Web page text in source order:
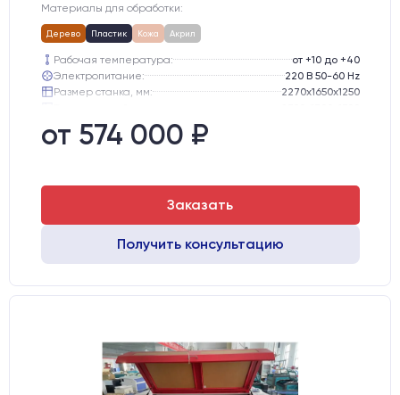
Материалы для обработки:
Дерево Пластик Кожа Акрил
Рабочая температура:
от +10 до +40
Электропитание:
220 В 50-60 Hz
Размер станка, мм:
2270х1650х1250
Вес брутто:
Шаговые двигатели:
от 574 000 ₽
Заказать
Получить консультацию